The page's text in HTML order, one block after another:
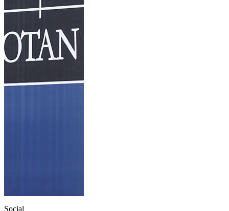
Social